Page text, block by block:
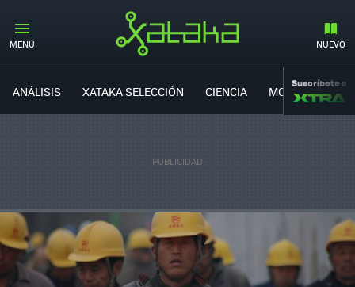
MENÚ NUEVO
ANÁLISIS XATAKA SELECCIÓN CIENCIA MOVILIDAD
Suscríbete a